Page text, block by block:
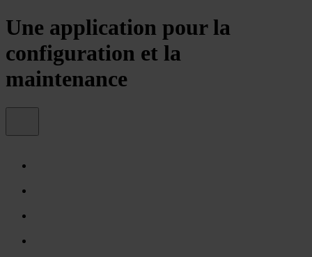
Une application pour la
configuration et la
maintenance